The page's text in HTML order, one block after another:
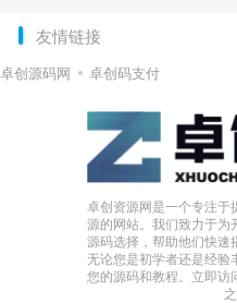
友情链接
卓创源码网 卓创码支付
卓创资源网是一个专注于
源的网站。我们致力于为
源码选择，帮助他们快速
无论您是初学者还是经验
您的源码和教程。立即访